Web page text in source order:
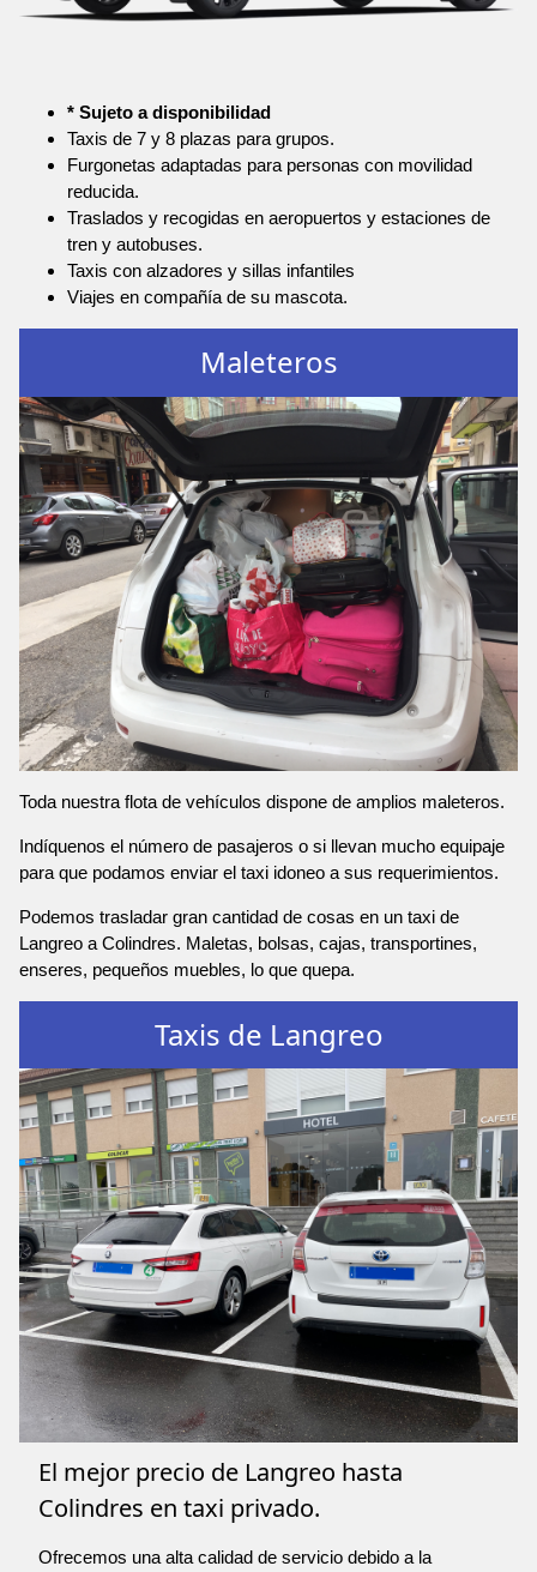
* Sujeto a disponibilidad
Taxis de 7 y 8 plazas para grupos.
Furgonetas adaptadas para personas con movilidad
reducida.
Traslados y recogidas en aeropuertos y estaciones de
tren y autobuses.
Taxis con alzadores y sillas infantiles
Viajes en compañía de su mascota.
Maleteros
Toda nuestra flota de vehículos dispone de amplios maleteros.
Indíquenos el número de pasajeros o si llevan mucho equipaje
para que podamos enviar el taxi idoneo a sus requerimientos.
Podemos trasladar gran cantidad de cosas en un taxi de
Langreo a Colindres. Maletas, bolsas, cajas, transportines,
enseres, pequeños muebles, lo que quepa.
Taxis de Langreo
El mejor precio de Langreo hasta
Colindres en taxi privado.
Ofrecemos una alta calidad de servicio debido a la